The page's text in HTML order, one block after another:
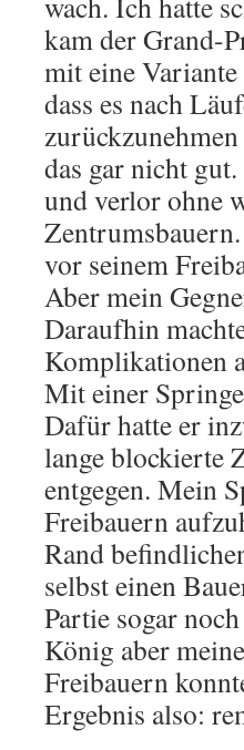
kam der Grand-
mit eine
dass es nach
das gar nicht
und verlor ohne
vor seinem
Aber mein
Daraufhin
Komplikationen
Mit einer
Dafür hatte er
lange blockierte
entgegen. Mein
Freibauern
Rand
selbst einen
Partie sogar
König aber
Freibauern
Ergebnis also: